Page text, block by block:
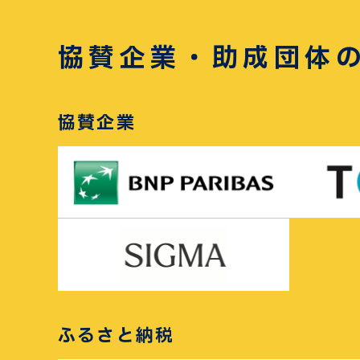
協賛企業・助成団体
協賛企業
ふるさと納税